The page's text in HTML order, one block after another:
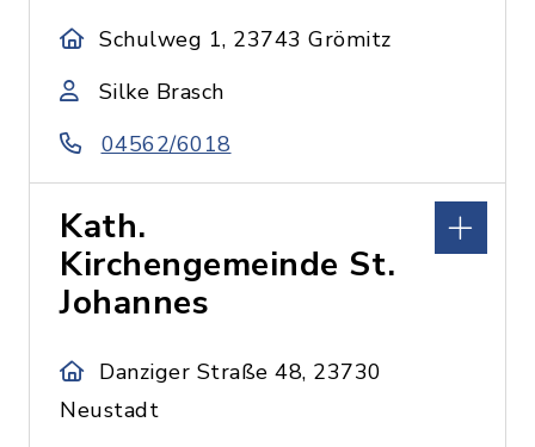
Schulweg 1, 23743 Grömitz
Silke Brasch
04562/6018
Kath.
Kirchengemeinde St.
Johannes
Danziger Straße 48, 23730
Neustadt